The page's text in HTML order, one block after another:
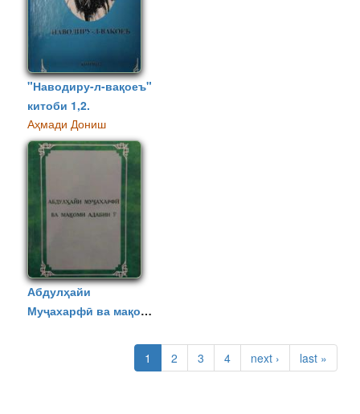
"Наводиру-л-вақоеъ"
китоби 1,2.
Аҳмади Дониш
Абдулҳайи
Муҷахарфӣ ва мақоми
1 2 3 4 next › last »